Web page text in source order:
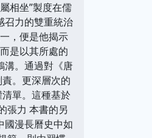
相坐”製度在儒
召力的雙重統治
，便是他揭示
是以其所處的
溝。通過對《唐
。更深層次的
單。這種基於
張力 本書的另
國漫長曆史中如